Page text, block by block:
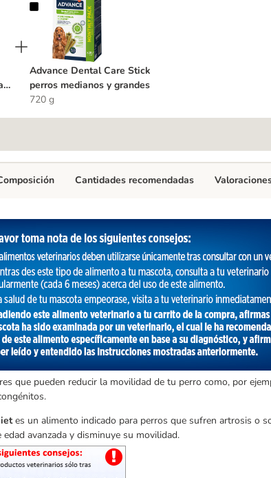
Care pienso para perros
Advance Dental Care Stick perros medianos y grandes
Advance Dental Care Stick
perros medianos y grandes
720 g
que pueden reducir la movilidad de tu perro como, por
es un alimento indicado para perros que sufren artrosis o
avanzada y disminuye su movilidad.
Cantidades recomendadas